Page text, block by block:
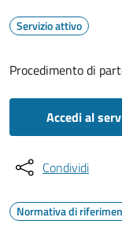
Servizio attivo
Procedimento di
Accedi al
Condividi
Normativa di